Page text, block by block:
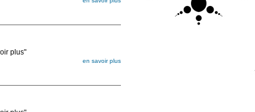
plus"
en savoir plus